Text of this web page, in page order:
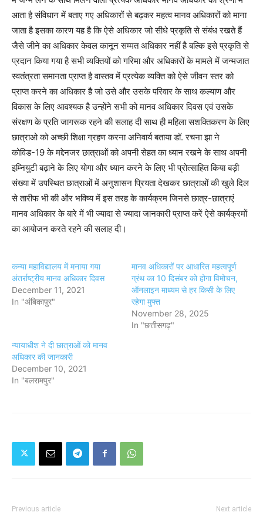
आता है संविधान में बताए गए अधिकारों से बढ़कर महत्व मानव अधिकारों को माना
जाता है इसका कारण यह है कि ऐसे अधिकार जो सीधे प्रकृति से संबंध रखते हैं
जैसे जीने का अधिकार केवल कानून सम्मत अधिकार नहीं है बल्कि इसे प्रकृति से
प्रदान किया गया है सभी व्यक्तियों को गरिमा और अधिकारों के मामले में जन्मजात
स्वतंत्रता समानता प्राप्त है वास्तव में प्रत्येक व्यक्ति को ऐसे जीवन स्तर को
प्राप्त करने का अधिकार है जो उसे और उसके परिवार के साथ कल्याण और
विकास के लिए आवश्यक है उन्होंने सभी को मानव अधिकार दिवस एवं उसके
संरक्षण के प्रति जागरूक रहने की सलाह दी साथ ही महिला सशक्तिकरण के लिए
छात्राओ को अच्छी शिक्षा ग्रहण करना अनिवार्य बताया डॉ. रचना झा ने
कोविड-19 के मद्देनजर छात्राओं को अपनी सेहत का ध्यान रखने के साथ अपनी
इम्नियुटी बढ़ाने के लिए योगा और ध्यान करने के लिए भी प्रोत्साहित किया बड़ी
संख्या में उपस्थित छात्राओं में अनुशासन प्रियता देखकर छात्राओं की खुले दिल
से तारीफ भी की और भविष्य में इस तरह के कार्यक्रम जिनसे छात्र-छात्राएं
मानव अधिकार के बारे में भी ज्यादा से ज्यादा जानकारी प्राप्त करें ऐसे कार्यक्रमों
का आयोजन करते रहने की सलाह दी।
कन्या महाविद्यालय में मनाया गया
अंतर्राष्ट्रीय मानव अधिकार दिवस
December 11, 2021
In "अंबिकापुर"
मानव अधिकारों पर आधारित महत्वपूर्ण
ग्रंथ का 10 दिसंबर को होगा विमोचन,
ऑनलाइन माध्यम से हर किसी के लिए
रहेगा मुफ्त
November 28, 2025
In "छत्तीसगढ़"
न्यायाधीश ने दी छात्राओं को मानव
अधिकार की जानकारी
December 10, 2021
In "बलरामपुर"
Previous article Next article